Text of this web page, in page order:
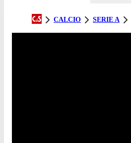
CALCIO SERIE A